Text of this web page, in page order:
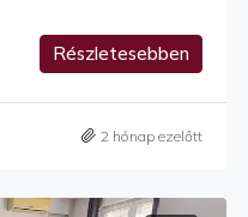
Részletesebben
2 hónap ezelőtt